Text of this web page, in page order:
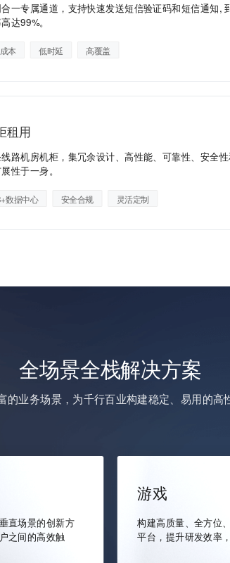
一专属通道，支持快速发送短信验证码和短信通知,
达99%。
本 低时延 高覆盖
租用
线路机房机柜，集冗余设计、高性能、可靠性、安全
性于一身。
数据中心 安全合规 灵活定制
全场景全栈解决方案
的业务场景，为千行百业构建稳定、易用的高
直场景的创新方
之间的高效触
游戏
构建高质量、全方位
平台，提升研发效率